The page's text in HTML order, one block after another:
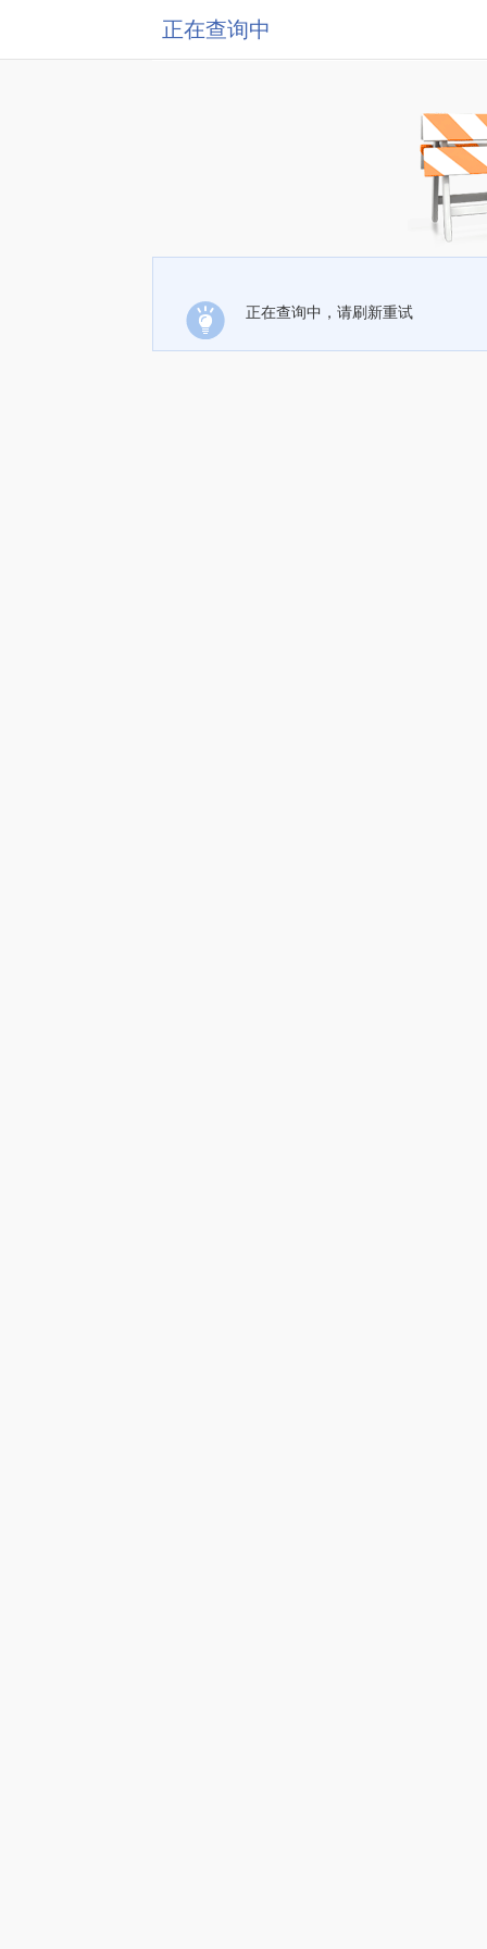
正在查询中
正在查询中，请刷新重试